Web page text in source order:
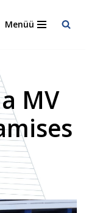
Menüü
MV